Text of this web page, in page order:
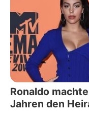
Ronaldo
Jahren den